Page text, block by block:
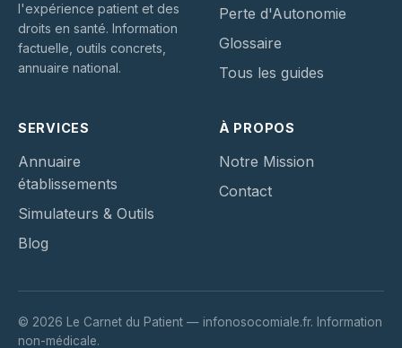
l'expérience patient et des
droits en santé. Information
factuelle, outils concrets,
annuaire national.
Perte d'Autonomie
Glossaire
Tous les guides
SERVICES
Annuaire
établissements
Simulateurs & Outils
Blog
À PROPOS
Notre Mission
Contact
© 2026 Le Carnet du Patient — infonosocomiale.fr. Information
non-médicale.